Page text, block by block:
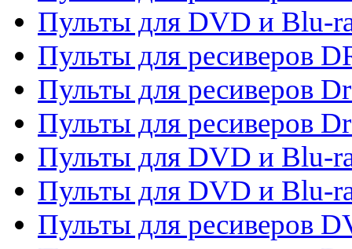
Пульты для DVD и Blu-
Пульты для ресиверов
Пульты для ресиверов
Пульты для ресиверов
Пульты для DVD и Blu-
Пульты для DVD и Blu-
Пульты для ресиверов